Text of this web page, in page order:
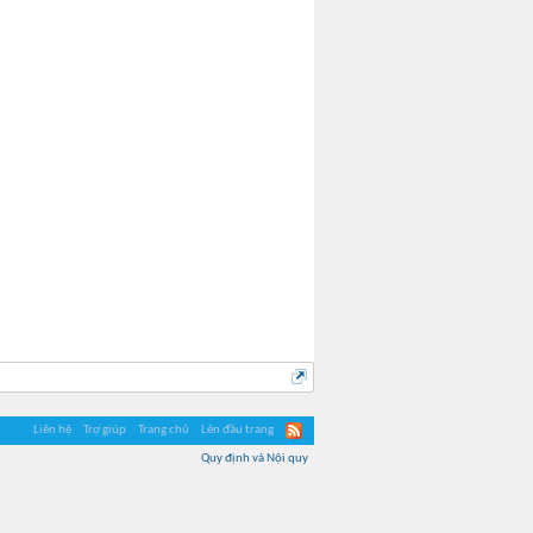
Liên hệ Trợ giúp Trang chủ Lên đầu trang
Quy định và Nội quy